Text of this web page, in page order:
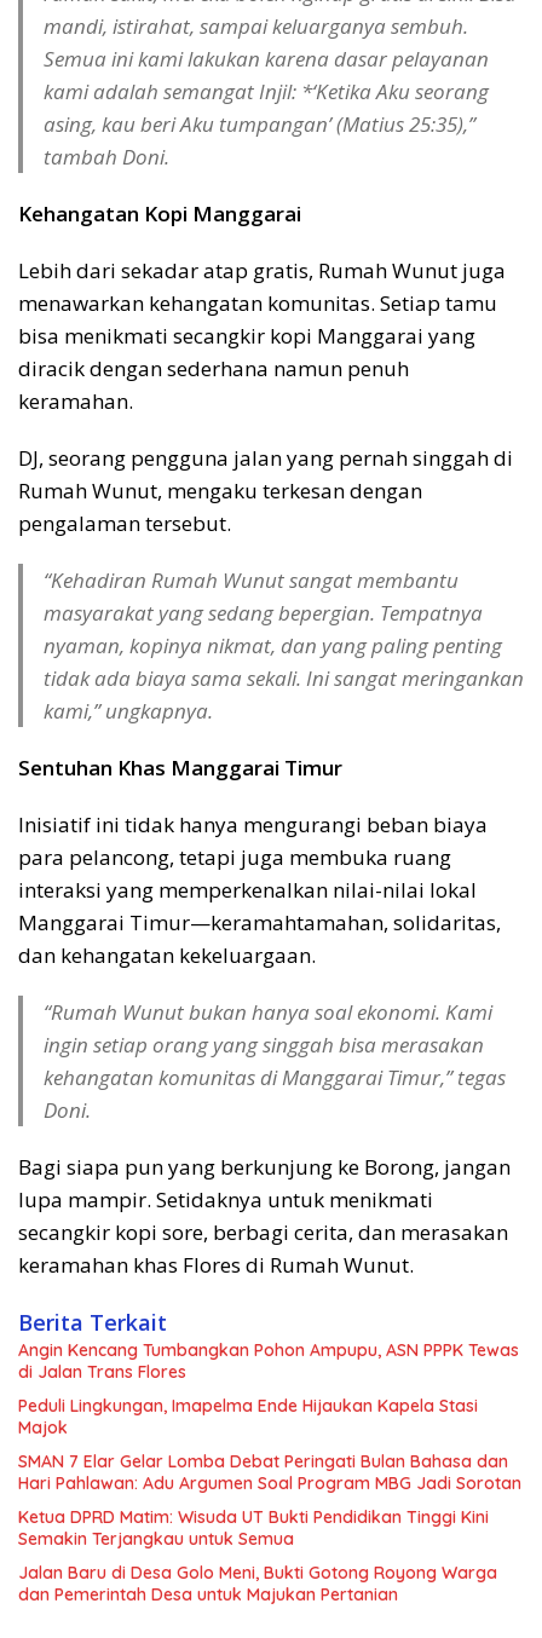
mandi, istirahat, sampai keluarganya sembuh.
Semua ini kami lakukan karena dasar pelayanan
kami adalah semangat Injil: *‘Ketika Aku seorang
asing, kau beri Aku tumpangan’ (Matius 25:35),”
tambah Doni.
Kehangatan Kopi Manggarai
Lebih dari sekadar atap gratis, Rumah Wunut juga
menawarkan kehangatan komunitas. Setiap tamu
bisa menikmati secangkir kopi Manggarai yang
diracik dengan sederhana namun penuh
keramahan.
DJ, seorang pengguna jalan yang pernah singgah di
Rumah Wunut, mengaku terkesan dengan
pengalaman tersebut.
“Kehadiran Rumah Wunut sangat membantu
masyarakat yang sedang bepergian. Tempatnya
nyaman, kopinya nikmat, dan yang paling penting
tidak ada biaya sama sekali. Ini sangat meringankan
kami,” ungkapnya.
Sentuhan Khas Manggarai Timur
Inisiatif ini tidak hanya mengurangi beban biaya
para pelancong, tetapi juga membuka ruang
interaksi yang memperkenalkan nilai-nilai lokal
Manggarai Timur—keramahtamahan, solidaritas,
dan kehangatan kekeluargaan.
“Rumah Wunut bukan hanya soal ekonomi. Kami
ingin setiap orang yang singgah bisa merasakan
kehangatan komunitas di Manggarai Timur,” tegas
Doni.
Bagi siapa pun yang berkunjung ke Borong, jangan
lupa mampir. Setidaknya untuk menikmati
secangkir kopi sore, berbagi cerita, dan merasakan
keramahan khas Flores di Rumah Wunut.
Berita Terkait
Angin Kencang Tumbangkan Pohon Ampupu, ASN PPPK Tewas
di Jalan Trans Flores
Peduli Lingkungan, Imapelma Ende Hijaukan Kapela Stasi
Majok
SMAN 7 Elar Gelar Lomba Debat Peringati Bulan Bahasa dan
Hari Pahlawan: Adu Argumen Soal Program MBG Jadi Sorotan
Ketua DPRD Matim: Wisuda UT Bukti Pendidikan Tinggi Kini
Semakin Terjangkau untuk Semua
Jalan Baru di Desa Golo Meni, Bukti Gotong Royong Warga
dan Pemerintah Desa untuk Majukan Pertanian